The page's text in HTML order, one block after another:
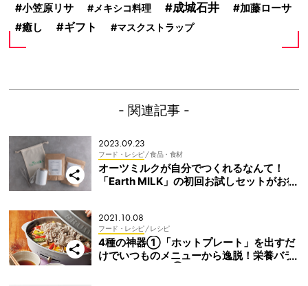
小笠原リサ メキシコ料理 成城石井
加藤ローサ
癒し
ギフト マスクストラップ
- 関連記事 -
2023.09.23
フード・レシピ/ 食品・食材
オーツミルクが自分でつくれるなんて！
「Earth MILK」の初回お試しセットがお得
2021.10.08
フード・レシピ/ レシピ
4種の神器①「ホットプレート」を出すだ
けでいつものメニューから逸脱！栄養バラ